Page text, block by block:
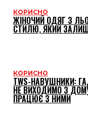
КОРИСНО
ЖІНОЧИЙ ОДЯГ З
СТИЛЮ, ЯКИЙ
КОРИСНО
TWS-НАВУШНИКИ:
НЕ ВИХОДИМО З
ПРАЦЮЄ З НИМИ